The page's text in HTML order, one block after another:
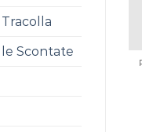
Scontate